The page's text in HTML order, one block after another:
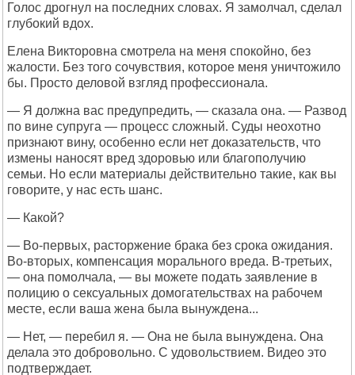
Голос дрогнул на последних словах. Я замолчал, сделал
глубокий вдох.
Елена Викторовна смотрела на меня спокойно, без
жалости. Без того сочувствия, которое меня уничтожило
бы. Просто деловой взгляд профессионала.
— Я должна вас предупредить, — сказала она. — Развод
по вине супруга — процесс сложный. Суды неохотно
признают вину, особенно если нет доказательств, что
измены наносят вред здоровью или благополучию
семьи. Но если материалы действительно такие, как вы
говорите, у нас есть шанс.
— Какой?
— Во-первых, расторжение брака без срока ожидания.
Во-вторых, компенсация морального вреда. В-третьих,
— она помолчала, — вы можете подать заявление в
полицию о сексуальных домогательствах на рабочем
месте, если ваша жена была вынуждена...
— Нет, — перебил я. — Она не была вынуждена. Она
делала это добровольно. С удовольствием. Видео это
подтверждает.